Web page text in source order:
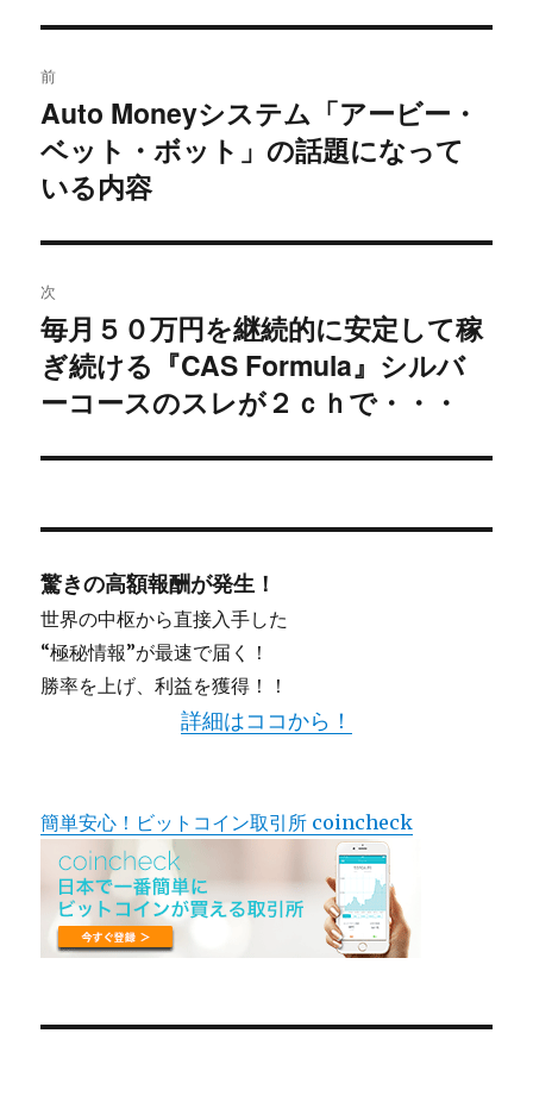
稿
ナ
ビ
ゲ
ー
シ
ョ
ン
前
過
去
の
稿:
Auto Moneyシステム「アービー・
ベット・ボット」の話題になって
いる内容
次
次
の
投
毎月５０万円を継続的に安定して稼
ぎ続ける『CAS Formula』シルバ
ーコースのスレが２ｃｈで・・・
驚きの高額報酬が発生！
世界の中枢から直接入手した
“極秘情報”が最速で届く！
勝率を上げ、利益を獲得！！
詳細はココから！
簡単安心！ビットコイン取引所 coincheck